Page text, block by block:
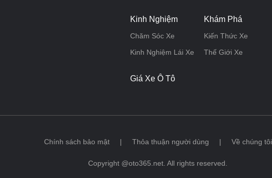
Kinh Nghiệm
Chăm Sóc Xe
Kinh Nghiệm Lái Xe
Khám Phá
Kiến Thức Xe
Thế Giới Xe
Giá Xe Ô Tô
Chính sách bảo mật | Thỏa thuận người dùng | Về chúng tôi
Copyright @oto365.net. All rights reserved.